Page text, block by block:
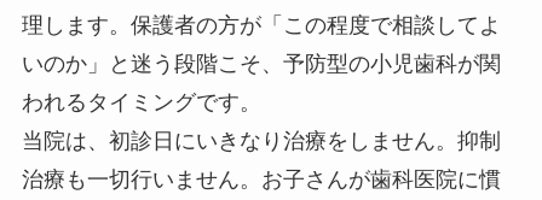
理します。保護者の方が「この程度で相談してよ
いのか」と迷う段階こそ、予防型の小児歯科が関
われるタイミングです。
当院は、初診日にいきなり治療をしません。抑制
治療も一切行いません。お子さんが歯科医院に慣